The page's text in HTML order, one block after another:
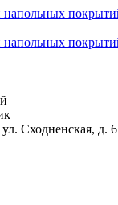
Сходненская, д. 6